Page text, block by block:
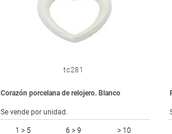
tc281
Corazón porcelana de relojero. Blanco
Se vende por unidad.
1 > 5 6 > 9 > 10